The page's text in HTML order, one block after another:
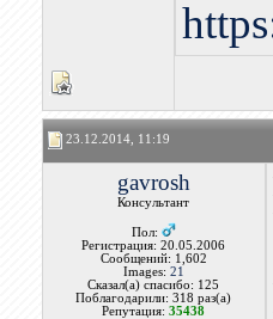
23.12.2014, 11:19
gavrosh
Консультант
Пол:
Регистрация: 20.05.2006
Сообщений: 1,602
Images: 21
Сказал(а) спасибо: 125
Поблагодарили: 318 раз(а)
Репутация:35438